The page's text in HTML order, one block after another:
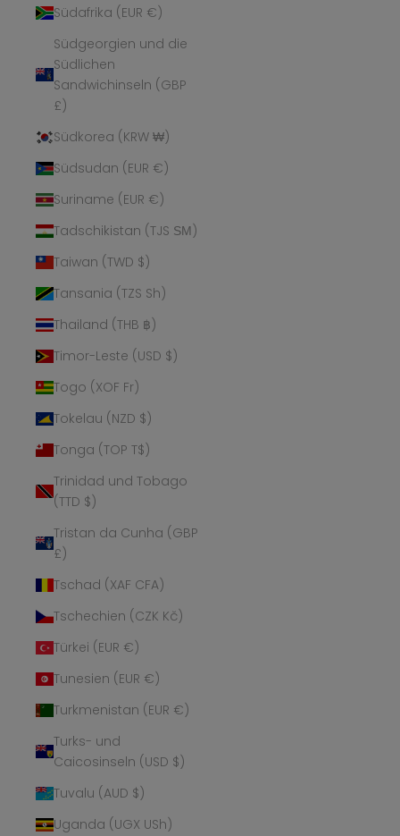
Südafrika (EUR €)
Südgeorgien und die
Südlichen
Sandwichinseln (GBP
£)
Südkorea (KRW ₩)
Südsudan (EUR €)
Suriname (EUR €)
Tadschikistan (TJS ЅМ)
Taiwan (TWD $)
Tansania (TZS Sh)
Thailand (THB ฿)
Timor-Leste (USD $)
Togo (XOF Fr)
Tokelau (NZD $)
Tonga (TOP T$)
Trinidad und Tobago
(TTD $)
Tristan da Cunha (GBP
£)
Tschad (XAF CFA)
Tschechien (CZK Kč)
Türkei (EUR €)
Tunesien (EUR €)
Turkmenistan (EUR €)
Turks- und
Caicosinseln (USD $)
Tuvalu (AUD $)
Uganda (UGX USh)